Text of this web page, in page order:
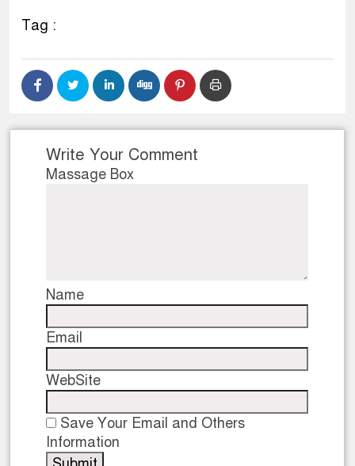
Tag :
Write Your Comment
Massage Box
Name
Email
WebSite
Save Your Email and Others
Information